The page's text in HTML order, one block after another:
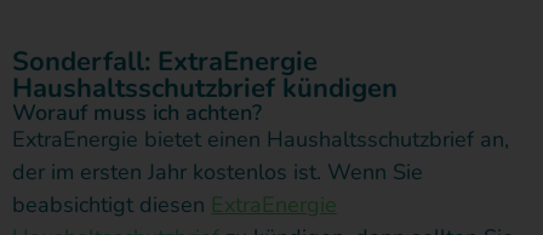
Sonderfall: ExtraEnergie
Haushaltsschutzbrief kündigen
Worauf muss ich achten?
ExtraEnergie bietet einen Haushaltsschutzbrief an,
der im ersten Jahr kostenlos ist. Wenn Sie
beabsichtigt diesen ExtraEnergie